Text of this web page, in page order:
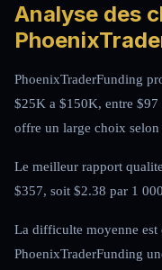
Analyse des
PhoenixTraderFunding
$25K a $150K, entre
offre un large choix
Le meilleur rapport
$357, soit $2.38 par 1
La difficulte moyenne est
PhoenixTraderFunding